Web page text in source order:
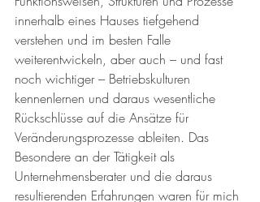
innerhalb eines Hauses tiefgehend
verstehen und im besten Falle
weiterentwickeln, aber auch – und fast
noch wichtiger – Betriebskulturen
kennenlernen und daraus wesentliche
Rückschlüsse auf die Ansätze für
Veränderungsprozesse ableiten. Das
Besondere an der Tätigkeit als
Unternehmensberater und die daraus
resultierenden Erfahrungen waren für mich